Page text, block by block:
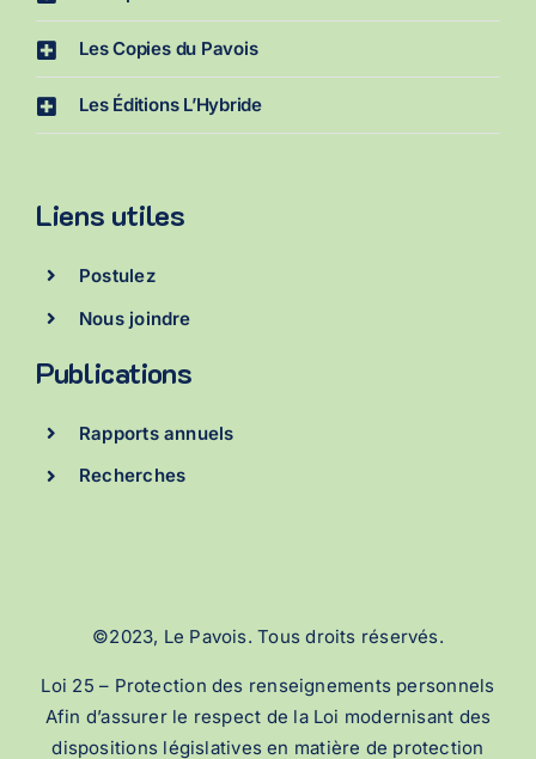
Les Copies du Pavois
Les Éditions L’Hybride
Liens utiles
Postulez
Nous joindre
Publications
Rapports annuels
Recherches
©2023, Le Pavois. Tous droits réservés.
Loi 25 – Protection des renseignements personnels
Afin d’assurer le respect de la Loi modernisant des
dispositions législatives en matière de protection